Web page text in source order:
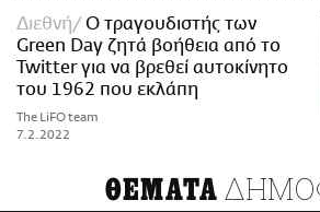
Διεθνή
Ο τραγουδιστής των
Green Day ζητά βοήθεια από το
Twitter για να βρεθεί αυτοκίνητο
του 1962 που εκλάπη
The LiFO team
7.2.2022
ΘΕΜΑΤΑ